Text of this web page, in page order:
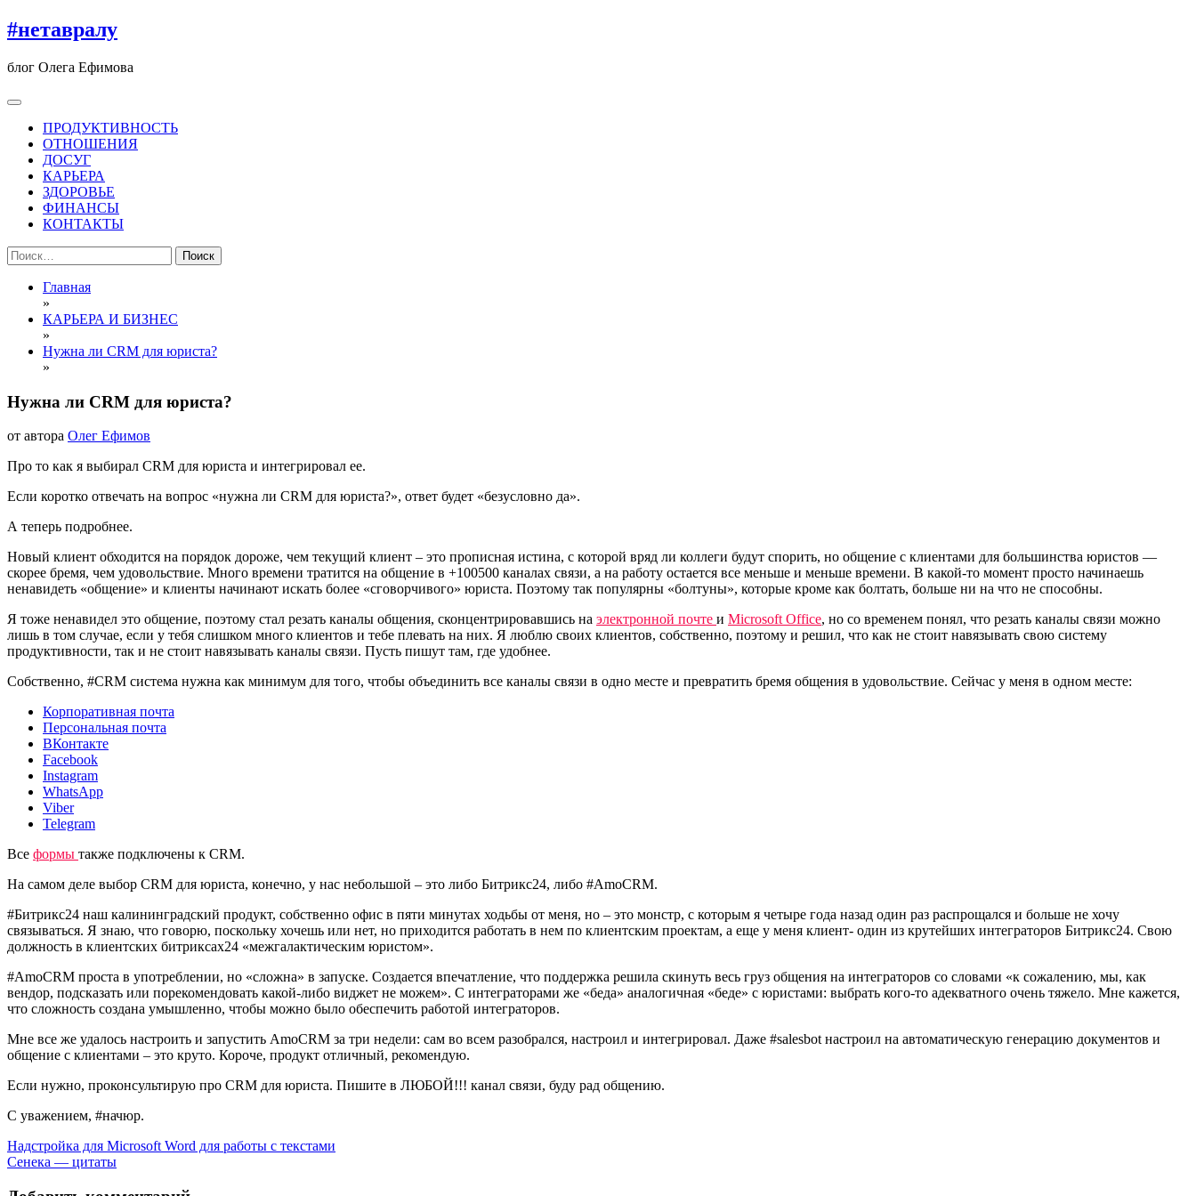
Перейти
к
#нетавралу
блог Олега Ефимова
ПРОДУКТИВНОСТЬ
ОТНОШЕНИЯ
ДОСУГ
КАРЬЕРА
ЗДОРОВЬЕ
ФИНАНСЫ
КОНТАКТЫ
Найти:
Главная
»
КАРЬЕРА И БИЗНЕС
»
Нужна ли CRM для юриста?
»
КАРЬЕРА
БИЗНЕС&
ОТНОШЕНИЯ
nbsp;ПРОДУКТИВНОСТЬ
Нужна ли CRM для юриста?
24.07.202224.07.2022
от автора Олег Ефимов
Про то как я выбирал CRM для юриста и интегрировал ее.
Если коротко отвечать на вопрос «нужна ли CRM для юриста?», ответ будет «безусловно да».
А теперь подробнее.
Новый клиент обходится на порядок дороже, чем текущий клиент – это прописная истина, с которой вряд ли коллеги будут спорить, но общение с клиентами для большинства юристов —
скорее бремя, чем удовольствие. Много времени тратится на общение в +100500 каналах связи, а на работу остается все меньше и меньше времени. В какой-то момент просто начинаешь
ненавидеть «общение» и клиенты начинают искать более «сговорчивого» юриста. Поэтому так популярны «болтуны», которые кроме как болтать, больше ни на что не способны.
Я тоже ненавидел это общение, поэтому стал резать каналы общения, сконцентрировавшись на электронной почте и Microsoft Office, но со временем понял, что резать каналы связи можно
лишь в том случае, если у тебя слишком много клиентов и тебе плевать на них. Я люблю своих клиентов, собственно, поэтому и решил, что как не стоит навязывать свою систему
продуктивности, так и не стоит навязывать каналы связи. Пусть пишут там, где удобнее.
Собственно, #CRM система нужна как минимум для того, чтобы объединить все каналы связи в одно месте и превратить бремя общения в удовольствие. Сейчас у меня в одном месте:
Корпоративная почта
Персональная почта
ВКонтакте
Facebook
Instagram
WhatsApp
Viber
Telegram
Все формы также подключены к CRM.
На самом деле выбор CRM для юриста, конечно, у нас небольшой – это либо Битрикс24, либо #AmoCRM.
#Битрикс24 наш калининградский продукт, собственно офис в пяти минутах ходьбы от меня, но – это монстр, с которым я четыре года назад один раз распрощался и больше не хочу
связываться. Я знаю, что говорю, поскольку хочешь или нет, но приходится работать в нем по клиентским проектам, а еще у меня клиент- один из крутейших интеграторов Битрикс24. Свою
должность в клиентских битриксах24 «межгалактическим юристом».
#AmoCRM проста в употреблении, но «сложна» в запуске. Создается впечатление, что поддержка решила скинуть весь груз общения на интеграторов со словами «к сожалению, мы, как
вендор, подсказать или порекомендовать какой-либо виджет не можем». С интеграторами же «беда» аналогичная «беде» с юристами: выбрать кого-то адекватного очень тяжело. Мне кажется,
что сложность создана умышленно, чтобы можно было обеспечить работой интеграторов.
Мне все же удалось настроить и запустить AmoCRM за три недели: сам во всем разобрался, настроил и интегрировал. Даже #salesbot настроил на автоматическую генерацию документов и
общение с клиентами – это круто. Короче, продукт отличный, рекомендую.
Если нужно, проконсультирую про CRM для юриста. Пишите в ЛЮБОЙ!!! канал связи, буду рад общению.
С уважением, #начюр.
Навигация
по
Надстройка для Microsoft Word для работы с текстами
Сенека — цитаты